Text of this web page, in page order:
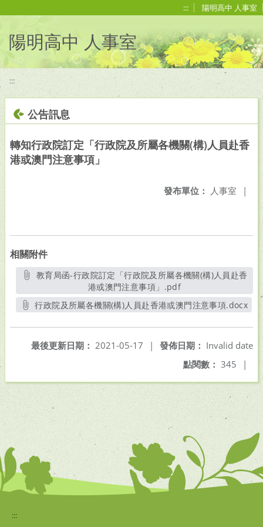
::: 陽明高中 人事室
陽明高中 人事室
:::
公告訊息
轉知行政院訂定「行政院及所屬各機關(構)人員赴香
港或澳門注意事項」
發布單位： 人事室 |
相關附件
港或澳門注意事項」.pdf另開新視窗
行政院及所屬各機關(構)人員赴香港或澳門注意事項.docx
發佈日期： Invalid date
最後更新日期： 2021-05-17
|
點閱數： 345 |
:::